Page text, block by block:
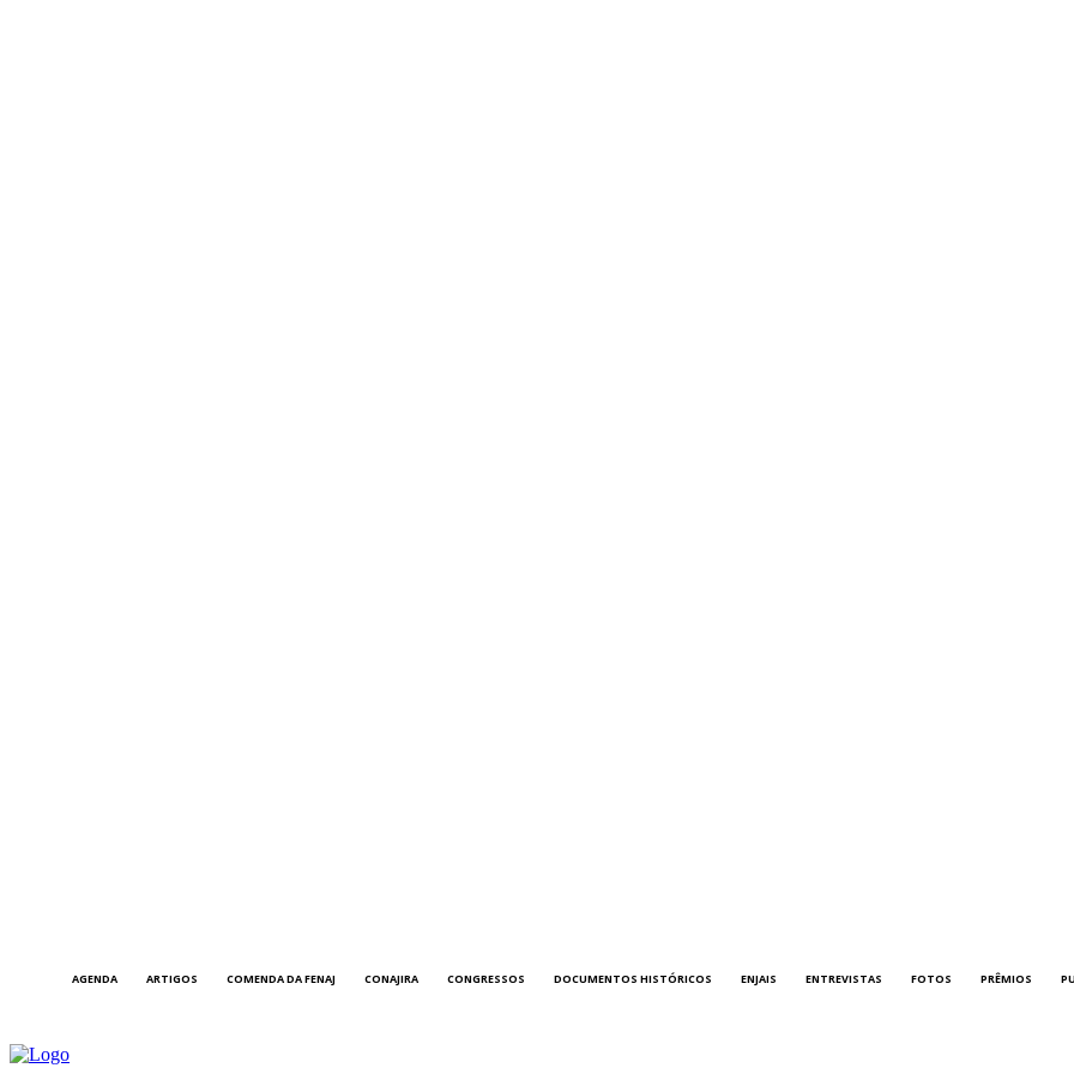
AGENDA ARTIGOS COMENDA DA FENAJ CONAJIRA CONGRESSOS DOCUMENTOS HISTÓRICOS ENJAIS ENTREVISTAS FOTOS PRÊMIOS